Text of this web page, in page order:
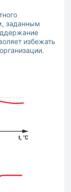
заданным
избежать